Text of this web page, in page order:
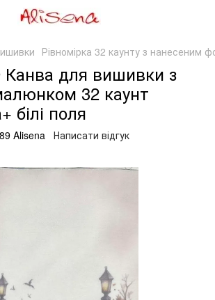
Рівномірка 32 каунту з нанесеним
для вишивки з
32 каунт
білі поля
Alisena Написати відгук